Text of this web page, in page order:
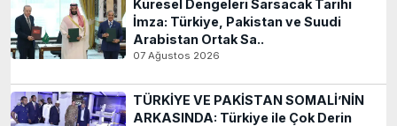
Küresel Dengeleri Sarsacak Tarihi
İmza: Türkiye, Pakistan ve Suudi
Arabistan Ortak Sa..
07 Ağustos 2026
TÜRKİYE VE PAKİSTAN SOMALİ’NİN
ARKASINDA: Türkiye ile Çok Derin